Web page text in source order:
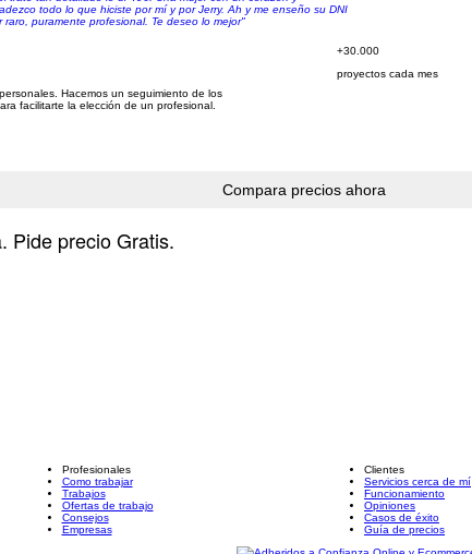
todo lo que hiciste por mí y por Jerry. Ah y me enseño su DNI
puramente profesional. Te deseo lo mejor"
Hacemos un seguimiento de los
facilitarte la elección de un profesional.
+30.000
proyectos cada mes
Pide precio Gratis.
Profesionales
Como trabajar
Trabajos
Ofertas de trabajo
Consejos
Empresas
Clientes
Servicios cerca de mí
Funcionamiento
Opiniones
Casos de éxito
Guía de precios